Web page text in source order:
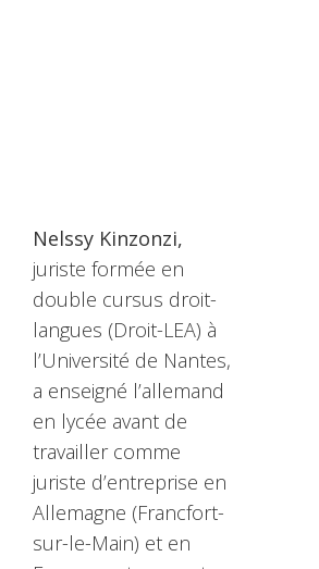
Nelssy Kinzonzi,
juriste formée en
double cursus droit-
langues (Droit-LEA) à
l’Université de Nantes,
a enseigné l’allemand
en lycée avant de
travailler comme
juriste d’entreprise en
Allemagne (Francfort-
sur-le-Main) et en